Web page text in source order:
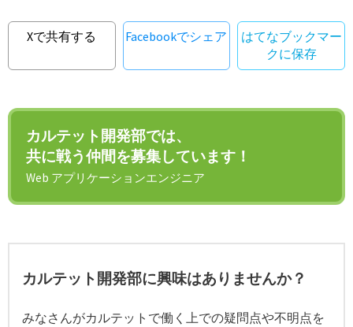
Xで共有する Facebookでシェア
はてなブックマー
クに保存
カルテット開発部では、
共に戦う仲間を募集しています！
Web アプリケーションエンジニア
カルテット開発部に興味はありませんか？
みなさんがカルテットで働く上での疑問点や不明点を